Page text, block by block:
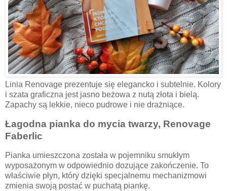
Linia Renovage prezentuje się elegancko i subtelnie. Kolory
i szata graficzna jest jasno beżowa z nutą złota i bielą.
Zapachy są lekkie, nieco pudrowe i nie drażniące.
Łagodna pianka do mycia twarzy, Renovage
Faberlic
Pianka umieszczona została w pojemniku smukłym
wyposażonym w odpowiednio dozujące zakończenie. To
właściwie płyn, który dzięki specjalnemu mechanizmowi
zmienia swoją postać w puchatą piankę.